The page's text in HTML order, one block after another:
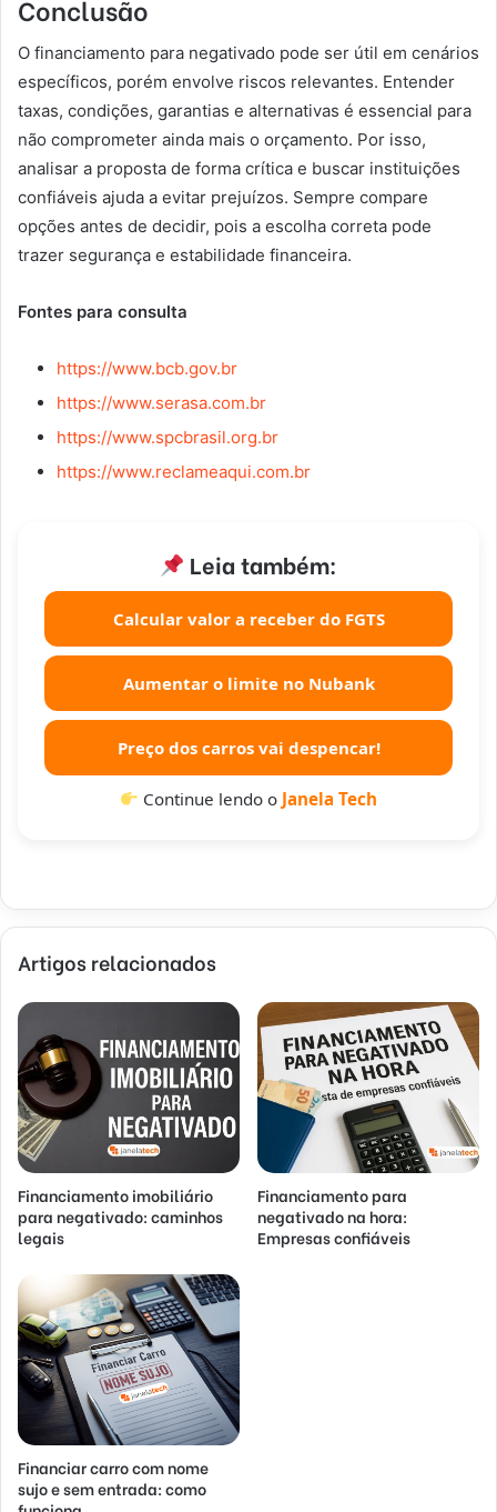
Conclusão
O financiamento para negativado pode ser útil em cenários
específicos, porém envolve riscos relevantes. Entender
taxas, condições, garantias e alternativas é essencial para
não comprometer ainda mais o orçamento. Por isso,
analisar a proposta de forma crítica e buscar instituições
confiáveis ajuda a evitar prejuízos. Sempre compare
opções antes de decidir, pois a escolha correta pode
trazer segurança e estabilidade financeira.
Fontes para consulta
https://www.bcb.gov.br
https://www.serasa.com.br
https://www.spcbrasil.org.br
https://www.reclameaqui.com.br
Leia também:
Calcular valor a receber do FGTS
Aumentar o limite no Nubank
Preço dos carros vai despencar!
Continue lendo o Janela Tech
Artigos relacionados
Financiamento imobiliário
para negativado: caminhos
legais
Financiamento para
negativado na hora:
Empresas confiáveis
Financiar carro com nome
sujo e sem entrada: como